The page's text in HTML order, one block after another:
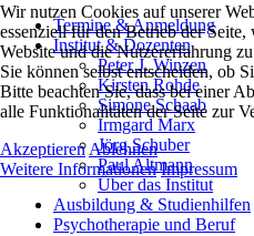
Termine & Anmeldung
Institut & Dozenten
Peter J. Winzen
Kirsten Rohde
Simone Schaab
Irmgard Marx
Jörg Schuber
Paul Altmann
Über das Institut
Ausbildung & Studienhilfen
Psychotherapie und Beruf
Wir nutzen Cookies auf unserer
essenziell für den Betrieb der Seite,
Website und die Nutzererfahrung
Sie können selbst entscheiden, ob
Bitte beachten Sie, dass bei einer
alle Funktionalitäten der Seite zur
Akzeptieren Ablehnen
Weitere Informationen Impressum